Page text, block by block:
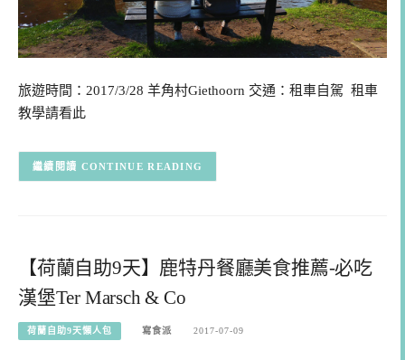
旅遊時間：2017/3/28 羊角村Giethoorn 交通：租車自駕 租車
教學請看此
CONTINUE READING
【荷蘭自助9天】鹿特丹餐廳美食推薦-必吃
漢堡Ter Marsch & Co
荷蘭自助9天懶人包 寫食派 2017-07-09